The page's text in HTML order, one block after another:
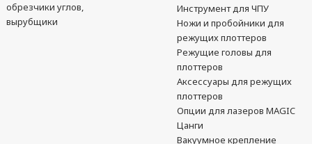
обрезчики углов,
вырубщики
Инструмент для ЧПУ
Ножи и пробойники для
режущих плоттеров
Режущие головы для
плоттеров
Аксессуары для режущих
плоттеров
Опции для лазеров MAGIC
Цанги
Вакуумное крепление